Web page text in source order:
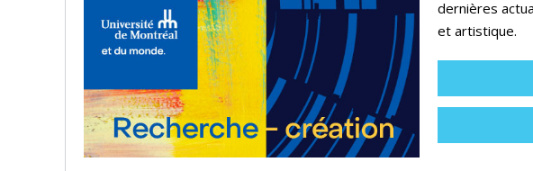
dernières
et artistique.